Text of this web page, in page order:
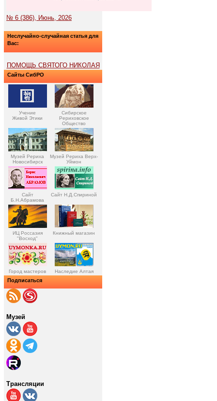
№ 6 (386), Июнь, 2026
Неслучайно-случайная статья для
Вас:
ПОМОЩЬ СВЯТОГО НИКОЛАЯ
Сайты СибРО
Учение
Живой Этики
Сибирское
Рериховское
Общество
Музей Рериха
Новосибирск
Музей Рериха Верх-
Уймон
Сайт
Б.Н.Абрамова
Сайт Н.Д.Спириной
ИЦ Россазия
"Восход"
Книжный магазин
Город мастеров Наследие Алтая
Подписаться
Музей
Трансляции